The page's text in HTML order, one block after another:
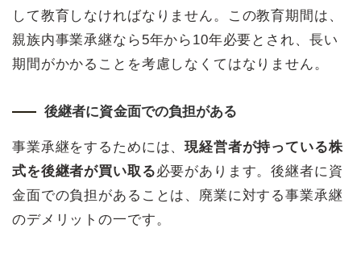
して教育しなければなりません。この教育期間は、
親族内事業承継なら5年から10年必要とされ、長い
期間がかかることを考慮しなくてはなりません。
後継者に資金面での負担がある
事業承継をするためには、現経営者が持っている株
式を後継者が買い取る必要があります。後継者に資
金面での負担があることは、廃業に対する事業承継
のデメリットの一です。